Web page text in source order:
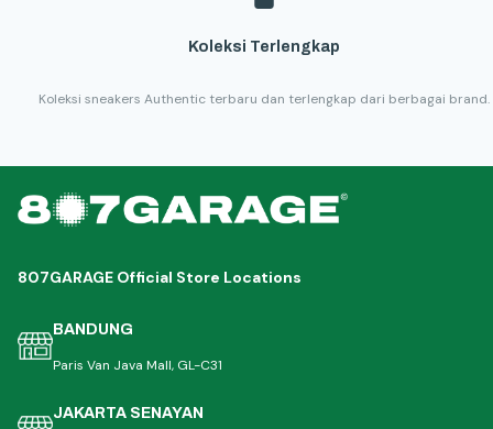
Koleksi Terlengkap
Koleksi sneakers Authentic terbaru dan terlengkap dari berbagai brand.
807GARAGE Official Store Locations
BANDUNG
Paris Van Java Mall, GL-C31
JAKARTA SENAYAN